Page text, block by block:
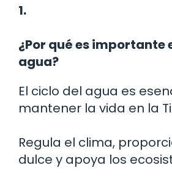
1.
¿Por qué es importante
agua?
El ciclo del agua es
mantener la vida en la
Regula el clima,
dulce y apoya los